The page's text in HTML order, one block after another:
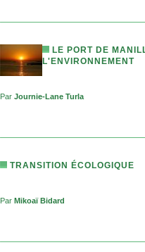
LE PORT DE
L'ENVIRONNEMENT
Par Journie-Lane Turla
TRANSITION ÉCOLOGIQUE
Par Mikoaï Bidard